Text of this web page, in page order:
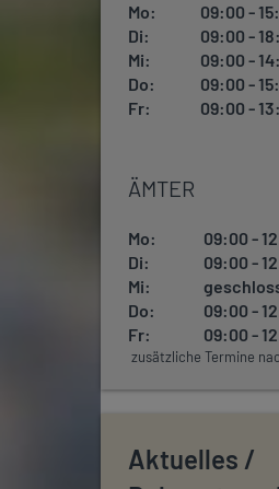
Mo:
09:00 -
Di:
09:00 -
Mi:
09:00 -
Do:
09:00 -
Fr:
09:00 -
ÄMTER
Mo:
09:00 -
Di:
09:00 -
Mi:
Do:
09:00 -
Fr:
09:00 -
zusätzliche Termine
Aktuelles /